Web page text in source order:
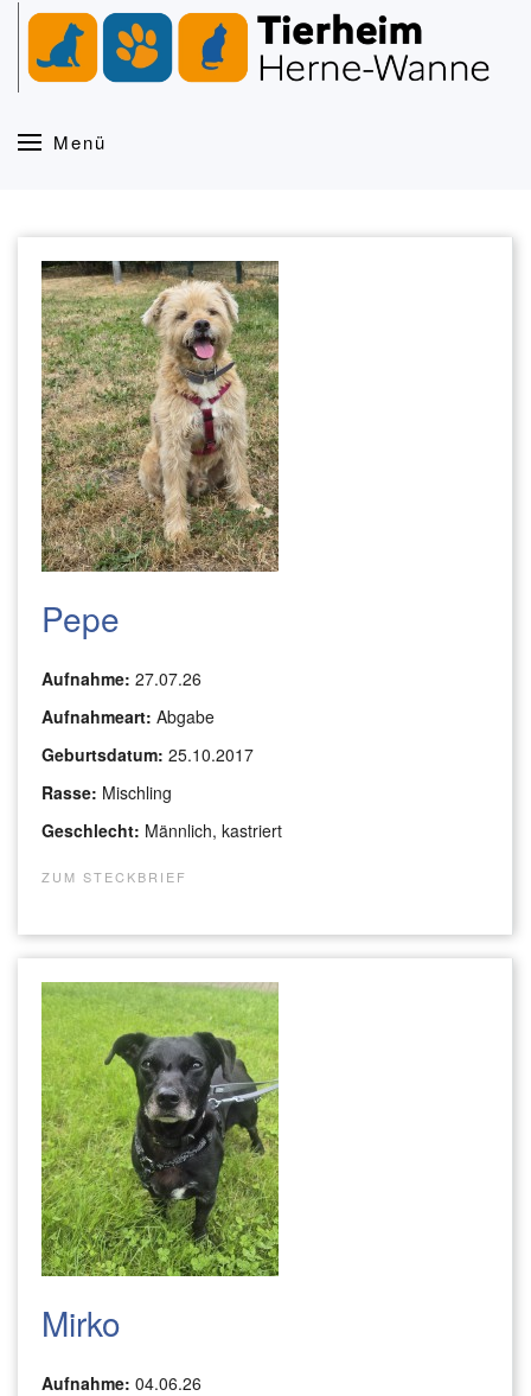
Zum Hauptinhalt springen
Menü
Pepe
Aufnahme: 27.07.26
Aufnahmeart: Abgabe
Geburtsdatum: 25.10.2017
Rasse: Mischling
Geschlecht: Männlich, kastriert
ZUM STECKBRIEF
Mirko
Aufnahme: 04.06.26